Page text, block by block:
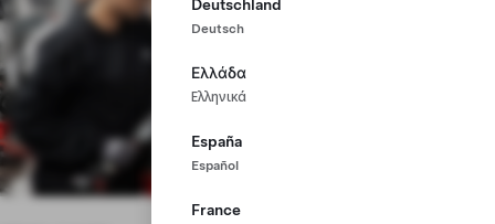
Deutschland
Deutsch
Ελλάδα
Ελληνικά
España
Español
France